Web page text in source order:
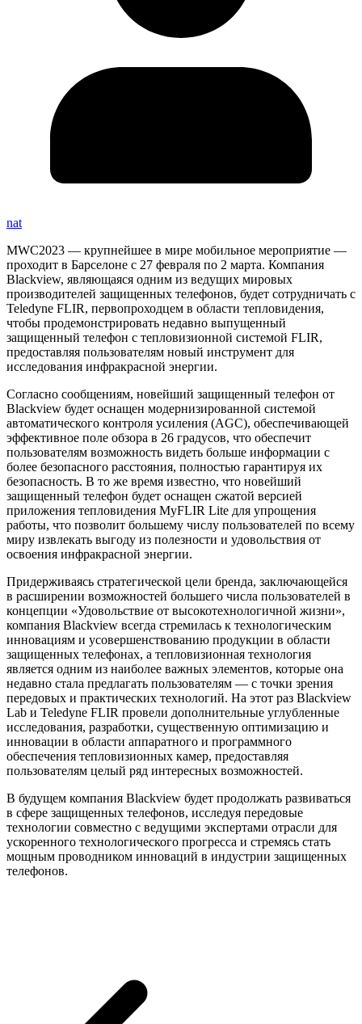
nat
MWC2023 — крупнейшее в мире мобильное мероприятие —
проходит в Барселоне с 27 февраля по 2 марта. Компания
Blackview, являющаяся одним из ведущих мировых
производителей защищенных телефонов, будет сотрудничать с
Teledyne FLIR, первопроходцем в области тепловидения,
чтобы продемонстрировать недавно выпущенный
защищенный телефон с тепловизионной системой FLIR,
предоставляя пользователям новый инструмент для
исследования инфракрасной энергии.
Согласно сообщениям, новейший защищенный телефон от
Blackview будет оснащен модернизированной системой
автоматического контроля усиления (AGC), обеспечивающей
эффективное поле обзора в 26 градусов, что обеспечит
пользователям возможность видеть больше информации с
более безопасного расстояния, полностью гарантируя их
безопасность. В то же время известно, что новейший
защищенный телефон будет оснащен сжатой версией
приложения тепловидения MyFLIR Lite для упрощения
работы, что позволит большему числу пользователей по всему
миру извлекать выгоду из полезности и удовольствия от
освоения инфракрасной энергии.
Придерживаясь стратегической цели бренда, заключающейся
в расширении возможностей большего числа пользователей в
концепции «Удовольствие от высокотехнологичной жизни»,
компания Blackview всегда стремилась к технологическим
инновациям и усовершенствованию продукции в области
защищенных телефонах, а тепловизионная технология
является одним из наиболее важных элементов, которые она
недавно стала предлагать пользователям — с точки зрения
передовых и практических технологий. На этот раз Blackview
Lab и Teledyne FLIR провели дополнительные углубленные
исследования, разработки, существенную оптимизацию и
инновации в области аппаратного и программного
обеспечения тепловизионных камер, предоставляя
пользователям целый ряд интересных возможностей.
В будущем компания Blackview будет продолжать развиваться
в сфере защищенных телефонов, исследуя передовые
технологии совместно с ведущими экспертами отрасли для
ускоренного технологического прогресса и стремясь стать
мощным проводником инноваций в индустрии защищенных
телефонов.